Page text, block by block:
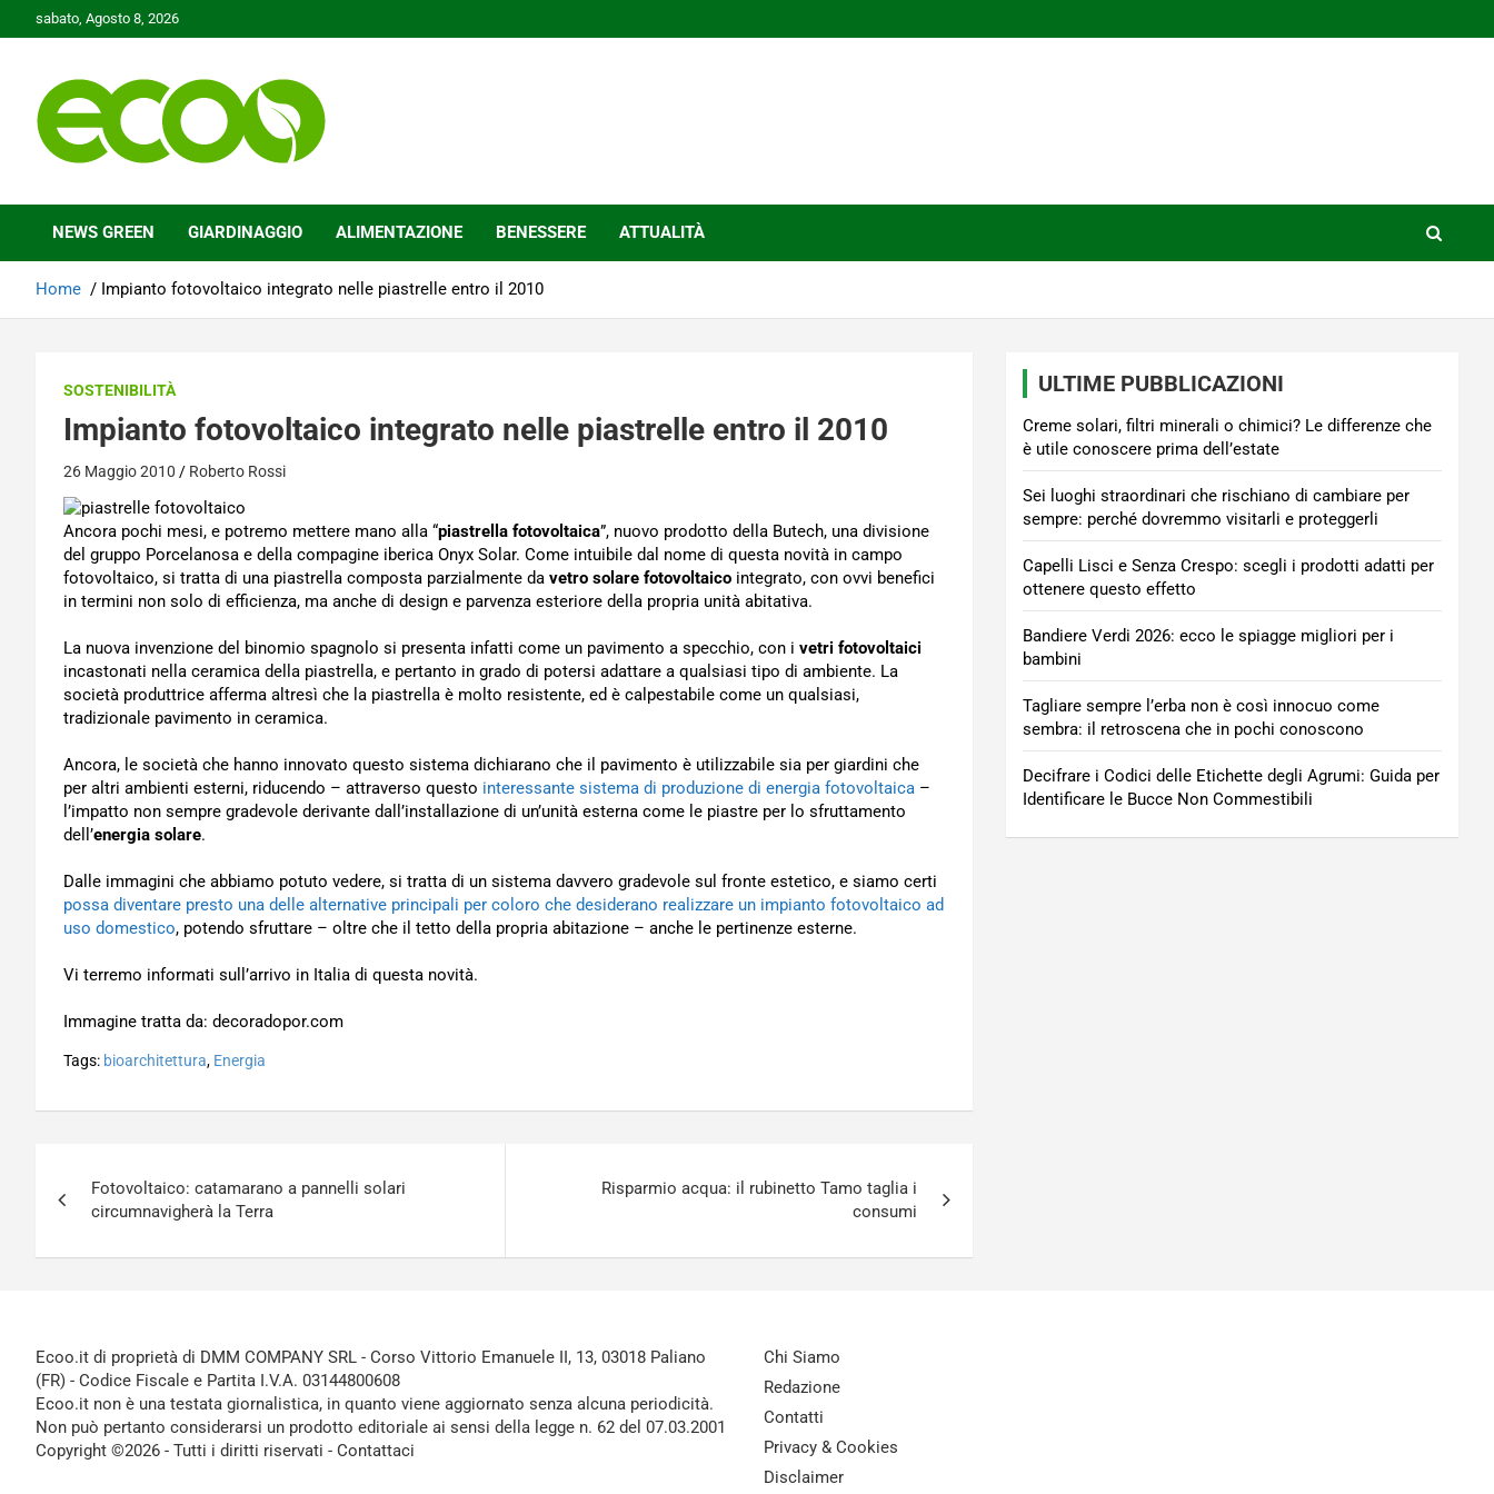
to
sabato, Agosto 8, 2026
Ecoo.it
NEWS GREEN GIARDINAGGIO ALIMENTAZIONE BENESSERE ATTUALITÀ
Home Impianto fotovoltaico integrato nelle piastrelle entro il 2010
SOSTENIBILITÀ
Impianto fotovoltaico integrato nelle piastrelle entro il 2010
26 Maggio 2010 Roberto Rossi
Ancora pochi mesi, e potremo mettere mano alla “piastrella fotovoltaica”, nuovo prodotto della Butech, una divisione
del gruppo Porcelanosa e della compagine iberica Onyx Solar. Come intuibile dal nome di questa novità in campo
fotovoltaico, si tratta di una piastrella composta parzialmente da vetro solare fotovoltaico integrato, con ovvi benefici
in termini non solo di efficienza, ma anche di design e parvenza esteriore della propria unità abitativa.
La nuova invenzione del binomio spagnolo si presenta infatti come un pavimento a specchio, con i vetri fotovoltaici
incastonati nella ceramica della piastrella, e pertanto in grado di potersi adattare a qualsiasi tipo di ambiente. La
società produttrice afferma altresì che la piastrella è molto resistente, ed è calpestabile come un qualsiasi,
tradizionale pavimento in ceramica.
Ancora, le società che hanno innovato questo sistema dichiarano che il pavimento è utilizzabile sia per giardini che
per altri ambienti esterni, riducendo – attraverso questo interessante sistema di produzione di energia fotovoltaica –
l’impatto non sempre gradevole derivante dall’installazione di un’unità esterna come le piastre per lo sfruttamento
dell’energia solare.
Dalle immagini che abbiamo potuto vedere, si tratta di un sistema davvero gradevole sul fronte estetico, e siamo certi
possa diventare presto una delle alternative principali per coloro che desiderano realizzare un impianto fotovoltaico ad
uso domestico, potendo sfruttare – oltre che il tetto della propria abitazione – anche le pertinenze esterne.
Vi terremo informati sull’arrivo in Italia di questa novità.
Immagine tratta da: decoradopor.com
Tags: bioarchitettura, Energia
articoli
Fotovoltaico: catamarano a pannelli solari
circumnavigherà la Terra
Risparmio acqua: il rubinetto Tamo taglia i
consumi
ULTIME PUBBLICAZIONI
Creme solari, filtri minerali o chimici? Le differenze che
è utile conoscere prima dell’estate
Sei luoghi straordinari che rischiano di cambiare per
sempre: perché dovremmo visitarli e proteggerli
Capelli Lisci e Senza Crespo: scegli i prodotti adatti per
ottenere questo effetto
Bandiere Verdi 2026: ecco le spiagge migliori per i
bambini
Tagliare sempre l’erba non è così innocuo come
sembra: il retroscena che in pochi conoscono
Decifrare i Codici delle Etichette degli Agrumi: Guida per
Identificare le Bucce Non Commestibili
Ecoo.it di proprietà di DMM COMPANY SRL - Corso Vittorio Emanuele II, 13, 03018 Paliano
(FR) - Codice Fiscale e Partita I.V.A. 03144800608
Ecoo.it non è una testata giornalistica, in quanto viene aggiornato senza alcuna periodicità.
Non può pertanto considerarsi un prodotto editoriale ai sensi della legge n. 62 del 07.03.2001
Copyright ©2026 - Tutti i diritti riservati - Contattaci
Chi Siamo
Redazione
Contatti
Privacy & Cookies
Disclaimer